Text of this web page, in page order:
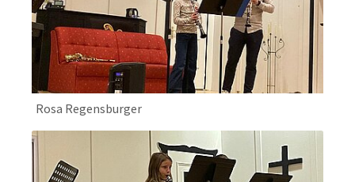
Rosa Regensburger